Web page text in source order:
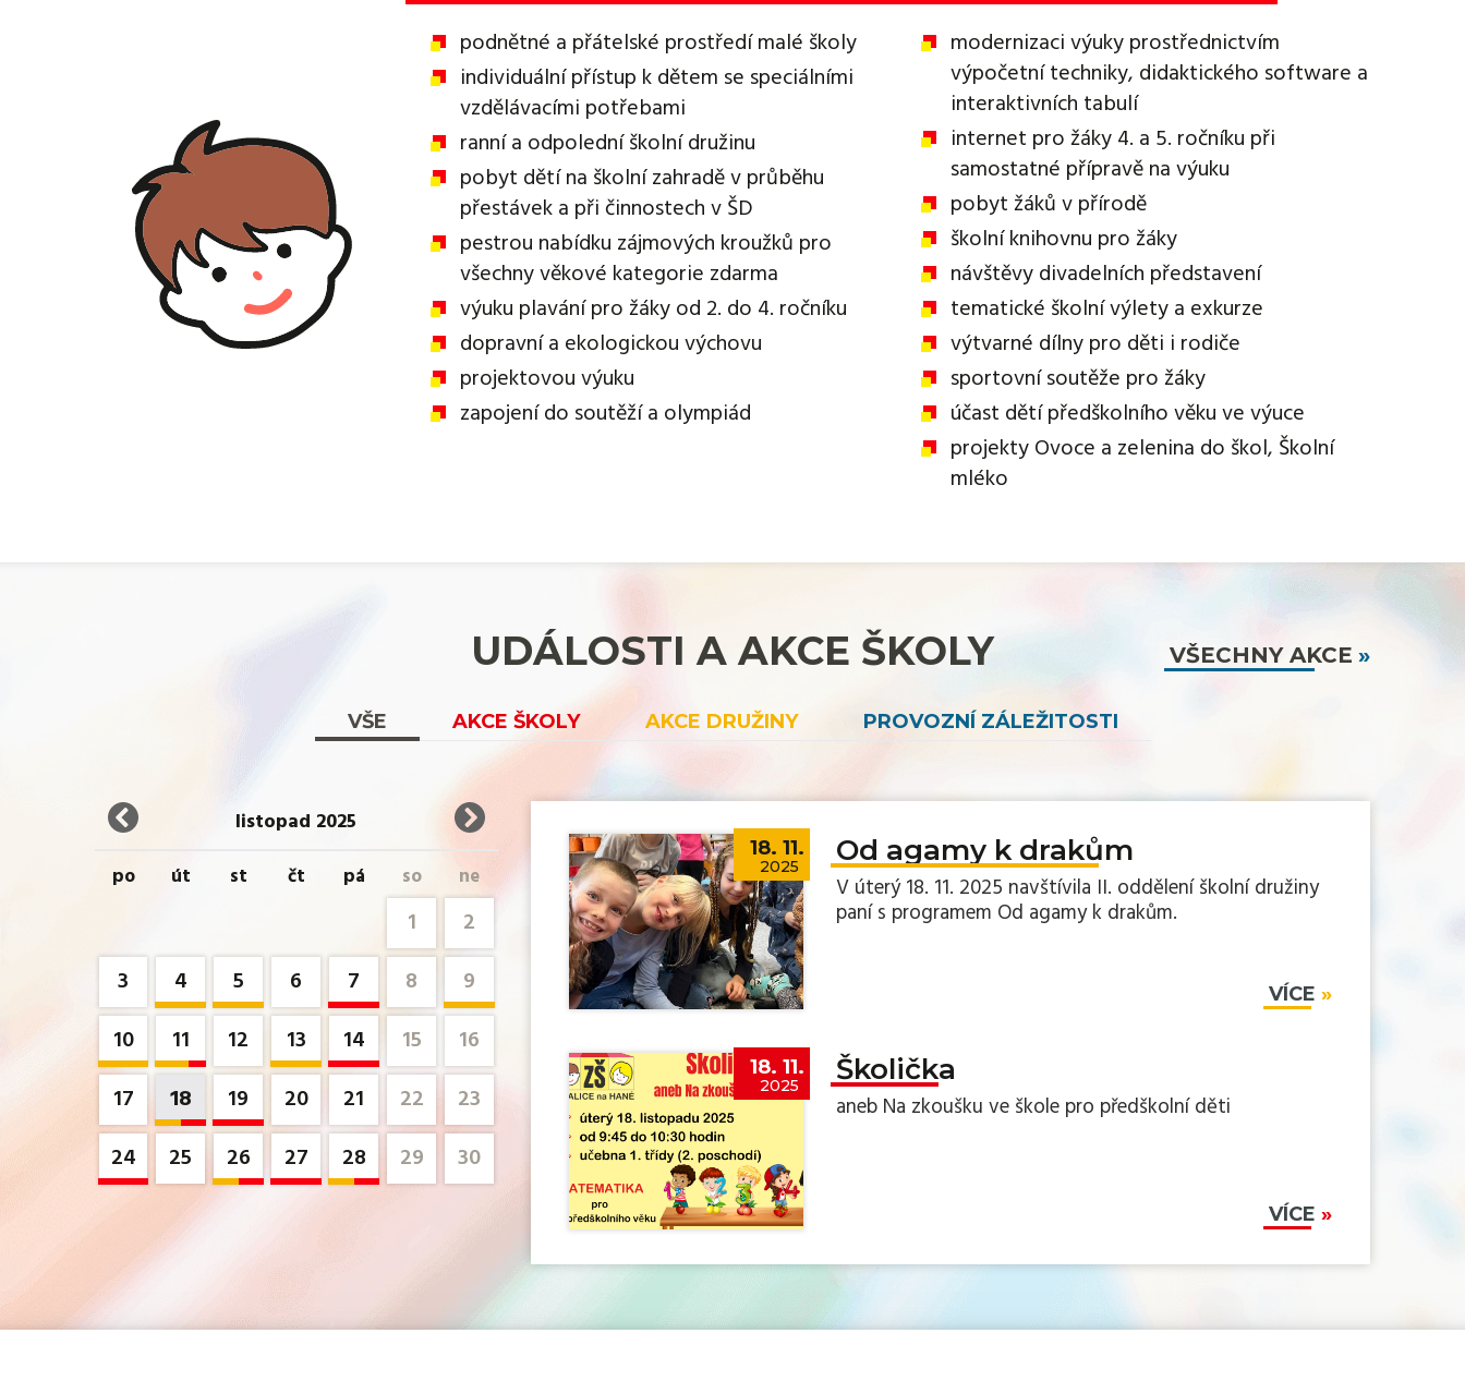
podnětné a přátelské prostředí malé školy
individuální přístup k dětem se speciálními
vzdělávacími potřebami
ranní a odpolední školní družinu
pobyt dětí na školní zahradě v průběhu
přestávek a při činnostech v ŠD
pestrou nabídku zájmových kroužků pro
všechny věkové kategorie zdarma
výuku plavání pro žáky od 2. do 4. ročníku
dopravní a ekologickou výchovu
projektovou výuku
zapojení do soutěží a olympiád
modernizaci výuky prostřednictvím
výpočetní techniky, didaktického software a
interaktivních tabulí
internet pro žáky 4. a 5. ročníku při
samostatné přípravě na výuku
pobyt žáků v přírodě
školní knihovnu pro žáky
návštěvy divadelních představení
tematické školní výlety a exkurze
výtvarné dílny pro děti i rodiče
sportovní soutěže pro žáky
účast dětí předškolního věku ve výuce
projekty Ovoce a zelenina do škol, Školní
mléko
UDÁLOSTI A AKCE ŠKOLY VŠECHNY AKCE
VŠE AKCE ŠKOLY AKCE DRUŽINY PROVOZNÍ ZÁLEŽITOSTI
listopad 2025
po út st čt pá so ne
1
2
3
4 5 6 7 8
9
10
11 12 13 14 15
16
17
18 19 20 21 22
23
24
25 26 27 28 29 30
18. 11.
2025 Od agamy k drakům
V úterý 18. 11. 2025 navštívila II. oddělení školní družiny
paní s programem Od agamy k drakům.
VÍCE
18. 11.
2025 Školička
aneb Na zkoušku ve škole pro předškolní děti
VÍCE